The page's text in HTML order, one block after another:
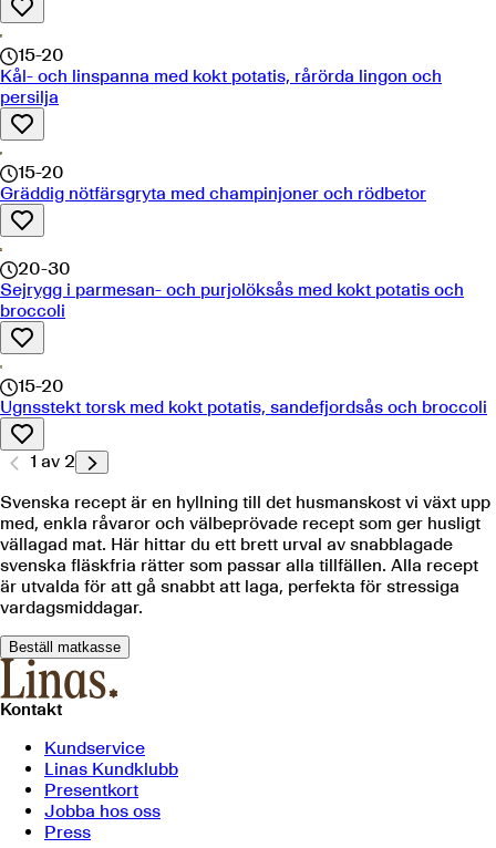
15-20
Kål- och linspanna med kokt potatis, rårörda lingon och
persilja
15-20
Gräddig nötfärsgryta med champinjoner och rödbetor
20-30
Sejrygg i parmesan- och purjolöksås med kokt potatis och
broccoli
15-20
Ugnsstekt torsk med kokt potatis, sandefjordsås och broccoli
1 av 2
Svenska recept är en hyllning till det husmanskost vi växt upp
med, enkla råvaror och välbeprövade recept som ger husligt
vällagad mat. Här hittar du ett brett urval av snabblagade
svenska fläskfria rätter som passar alla tillfällen. Alla recept
är utvalda för att gå snabbt att laga, perfekta för stressiga
vardagsmiddagar.
Beställ matkasse
Kontakt
Kundservice
Linas Kundklubb
Presentkort
Jobba hos oss
Press